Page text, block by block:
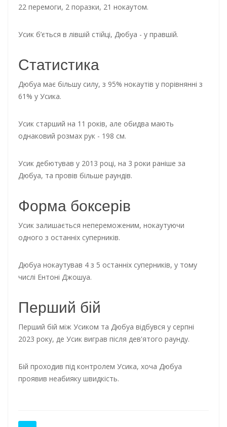
22 перемоги, 2 поразки, 21 нокаутом.
Усик б’ється в лівшій стійці, Дюбуа - у правшій.
Статистика
Дюбуа має більшу силу, з 95% нокаутів у порівнянні з
61% у Усика.
Усик старший на 11 років, але обидва мають
однаковий розмах рук - 198 см.
Усик дебютував у 2013 році, на 3 роки раніше за
Дюбуа, та провів більше раундів.
Форма боксерів
Усик залишається непереможеним, нокаутуючи
одного з останніх суперників.
Дюбуа нокаутував 4 з 5 останніх суперників, у тому
числі Ентоні Джошуа.
Перший бій
Перший бій між Усиком та Дюбуа відбувся у серпні
2023 року, де Усик виграв після дев'ятого раунду.
Бій проходив під контролем Усика, хоча Дюбуа
проявив неабияку швидкість.